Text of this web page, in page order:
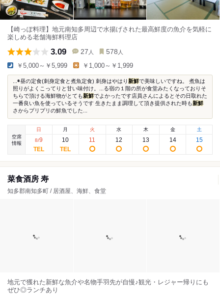
【崎っぽ料理】地元南知多周辺で水揚げされた最高鮮度の魚介を気軽に
楽しめる老舗海鮮料理店
3.09 27 人 578 人
￥5,000～￥5,999 ￥1,000～￥1,999
...◉昼の定食(刺身定食と煮魚定食) 刺身はやはり新鮮で美味しいですね。 煮魚は
照りがよくこってりと甘い味付け。...る宿の１階の所が食堂みたくなっておりそ
ちらで頂ける海鮮物がとても新鮮でよかったです店員さんによるとその日取れた
一番良い魚を使っているそうです 生きたまま調理して頂き提供された時も新鮮
さからプリプリの鮮魚でした...
空席
情報
日
8/9
月
10
火
11
水
12
木
13
金
14
土
15
菜食酒房 寿
知多郡南知多町 / 居酒屋、海鮮、食堂
地元で獲れた新鮮な魚介や名物手羽先が自慢♪観光・レジャー帰りにも
ぜひ◎ランチあり